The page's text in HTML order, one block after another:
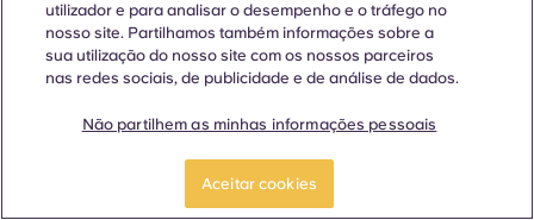
utilizador e para analisar o desempenho e o tráfego no
nosso site. Partilhamos também informações sobre a
sua utilização do nosso site com os nossos parceiros
nas redes sociais, de publicidade e de análise de dados.
Não partilhem as minhas informações pessoais
Aceitar cookies